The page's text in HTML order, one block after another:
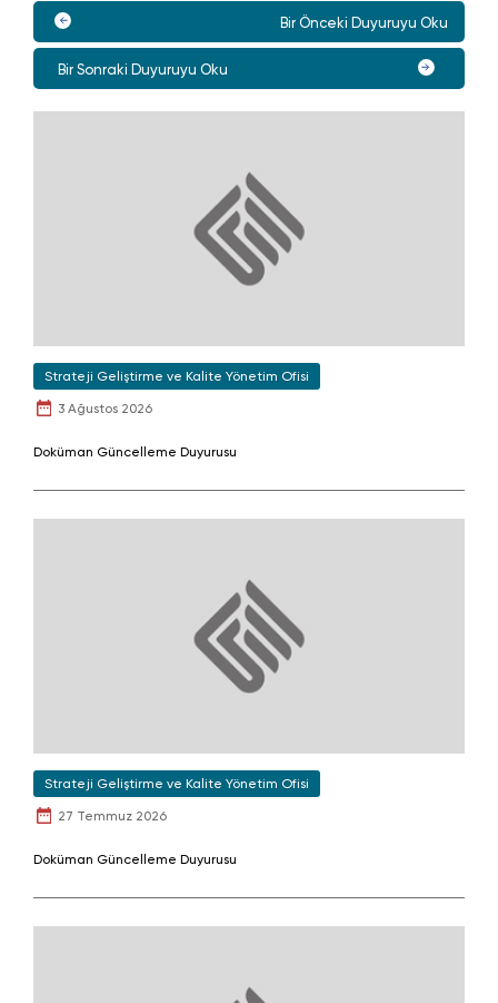
Bir Önceki Duyuruyu Oku
Bir Sonraki Duyuruyu Oku
Strateji Geliştirme ve Kalite Yönetim Ofisi
3 Ağustos 2026
Doküman Güncelleme Duyurusu
Strateji Geliştirme ve Kalite Yönetim Ofisi
27 Temmuz 2026
Doküman Güncelleme Duyurusu